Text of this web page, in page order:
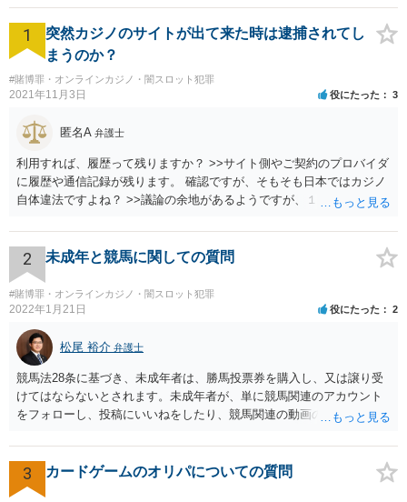
1
突然カジノのサイトが出て来た時は逮捕されてし
まうのか？
#賭博罪・オンラインカジノ・闇スロット犯罪
2021年11月3日 役にたった 3
匿名A 弁護士
利用すれば、履歴って残りますか？ >>サイト側やご契約のプロバイダ
に履歴や通信記録が残ります。 確認ですが、そもそも日本ではカジノ
自体違法ですよね？ >>議論の余地があるようですが、１００％合法で
2 未成年と競馬に関しての質問
#賭博罪・オンラインカジノ・闇スロット犯罪
2022年1月21日 役にたった 2
松尾 裕介 弁護士
競馬法28条に基づき、未成年者は、勝馬投票券を購入し、又は譲り受
けてはならないとされます。未成年者が、単に競馬関連のアカウント
をフォローし、投稿にいいねをしたり、競馬関連の動画のチャンネル
3 カードゲームのオリパについての質問